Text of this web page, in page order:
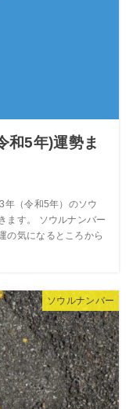
和5年)運勢ま
年（令和5年）のソウ
ます。 ソウルナンバー
の気になるところから
ソウルナンバー